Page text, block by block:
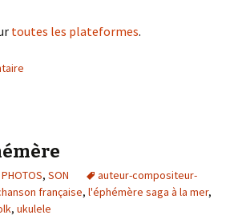
toutes les plateformes.
PHOTOS, SON
auteur-compositeur-
française, l'éphémère saga à la mer,
, ukulele